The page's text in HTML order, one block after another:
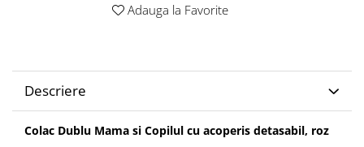
Adauga la Favorite
Descriere
Colac Dublu Mama si Copilul cu acoperis detasabil, roz